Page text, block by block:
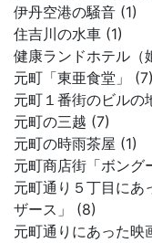
伊丹空港の騒音 (1)
住吉川の水車 (1)
健康ランドホテル（
元町「東亜食堂」 (7)
元町１番街のビルの
元町の三越 (7)
元町の時雨茶屋 (1)
元町商店街「ボング
元町通り５丁目にあ
ザース」 (8)
元町通りにあった映